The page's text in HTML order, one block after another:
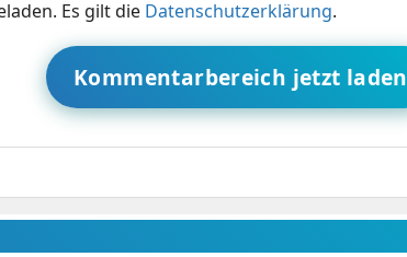
Es gilt die Datenschutzerklärung.
Kommentarbereich jetzt laden